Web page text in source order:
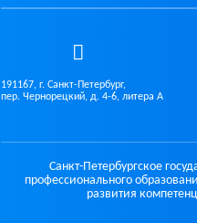
191167, г. Санкт-Петербург,
пер. Чернорецкий, д. 4-6, литера А
Санкт-Петербургское
профессионального
развития